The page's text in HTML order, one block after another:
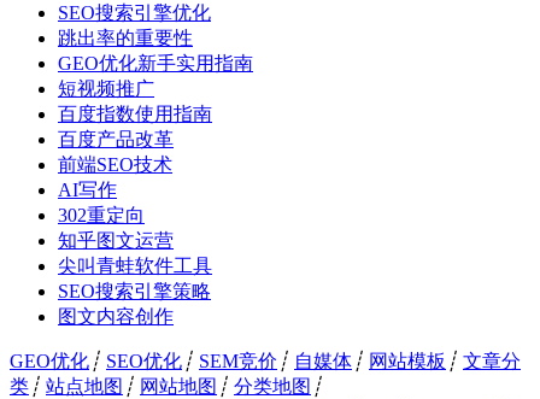
SEO搜索引擎优化
跳出率的重要性
GEO优化新手实用指南
短视频推广
百度指数使用指南
百度产品改革
前端SEO技术
AI写作
302重定向
知乎图文运营
尖叫青蛙软件工具
SEO搜索引擎策略
图文内容创作
GEO优化 ┊ SEO优化 ┊ SEM竞价 ┊ 自媒体 ┊ 网站模板 ┊ 文章分
类 ┊ 站点地图 ┊ 网站地图 ┊ 分类地图 ┊